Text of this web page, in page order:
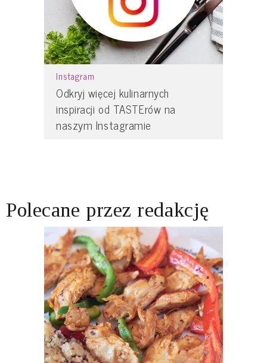
Instagram
Odkryj więcej kulinarnych
inspiracji od TASTErów na
naszym Instagramie
Polecane przez redakcję